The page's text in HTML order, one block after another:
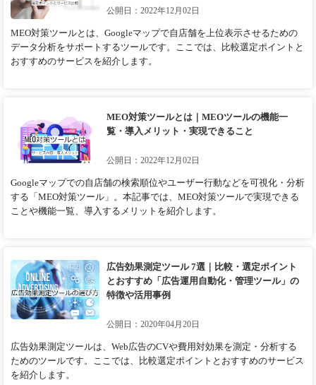
公開日：2022年12月02日
MEO対策ツールとは、Googleマップで自店舗を上位表示させるための
データ分析をサポートするツールです。ここでは、比較選定ポイントと
おすすめのサービスを紹介します。
MEO対策ツールとは｜MEOツールの機能一
覧・導入メリット・実現できること
公開日：2022年12月02日
Googleマップでの自店舗の検索順位やユーザー行動などを可視化・分析
する「MEO対策ツール」。本記事では、MEO対策ツールで実現できる
ことや機能一覧、導入するメリットを紹介します。
広告効果測定ツール 7選｜比較・選定ポイント
とおすすめ「広告運用自動化・管理ツール」の
特徴や活用事例
公開日：2020年04月20日
広告効果測定ツールは、Web広告のCVや費用対効果を測定・分析する
ためのツールです。ここでは、比較選定ポイントとおすすめのサービス
を紹介します。